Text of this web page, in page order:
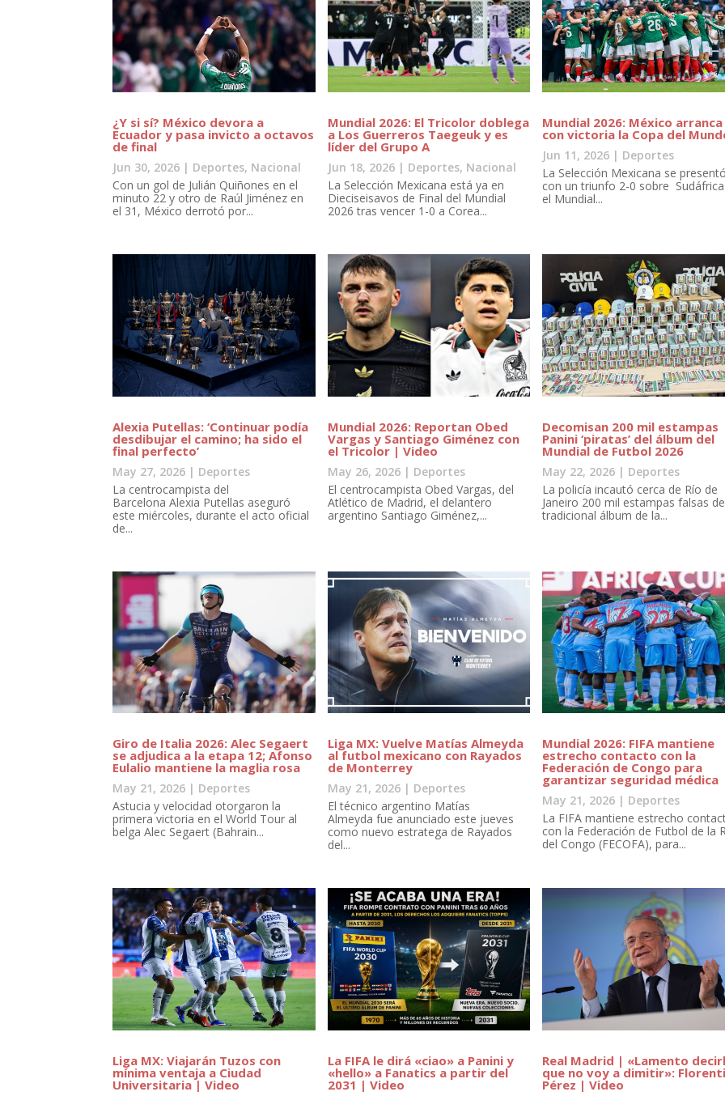
¿Y si sí? México devora a
Ecuador y pasa invicto a octavos
de final
Jun 30, 2026 | Deportes, Nacional
Con un gol de Julián Quiñones en el
minuto 22 y otro de Raúl Jiménez en
el 31, México derrotó por...
Mundial 2026: El Tricolor doblega
a Los Guerreros Taegeuk y es
líder del Grupo A
Jun 18, 2026| Deportes, Nacional
La Selección Mexicana está ya en
Dieciseisavos de Final del Mundial
2026 tras vencer 1-0 a Corea...
Mundial 2026: México arranca
con victoria la Copa del
Jun 11, 2026 | Deportes
La Selección Mexicana se
con un triunfo 2-0 sobre
el Mundial...
Alexia Putellas: ‘Continuar podía
desdibujar el camino; ha sido el
final perfecto’
May 27, 2026 | Deportes
La centrocampista del
Barcelona Alexia Putellas aseguró
este miércoles, durante el acto oficial
de...
Mundial 2026: Reportan Obed
Vargas y Santiago Giménez con
el Tricolor | Video
May 26, 2026| Deportes
El centrocampista Obed Vargas, del
Atlético de Madrid, el delantero
argentino Santiago Giménez,...
Decomisan 200 mil estampas
Panini ‘piratas’ del álbum del
Mundial de Futbol 2026
May 22, 2026 | Deportes
La policía incautó cerca de Río de
Janeiro 200 mil estampas falsas
tradicional álbum de la...
Giro de Italia 2026: Alec Segaert
se adjudica a la etapa 12; Afonso
Eulalio mantiene la maglia rosa
May 21, 2026 | Deportes
Astucia y velocidad otorgaron la
primera victoria en el World Tour al
belga Alec Segaert (Bahrain...
Liga MX: Vuelve Matías Almeyda
al futbol mexicano con Rayados
de Monterrey
May 21, 2026| Deportes
El técnico argentino Matías
Almeyda fue anunciado este jueves
como nuevo estratega de Rayados
del...
Mundial 2026: FIFA mantiene
estrecho contacto con la
Federación de Congo para
garantizar seguridad médica
May 21, 2026 | Deportes
La FIFA mantiene estrecho
con la Federación de Futbol de la
del Congo (FECOFA), para...
Liga MX: Viajarán Tuzos con
mínima ventaja a Ciudad
Universitaria | Video
La FIFA le dirá «ciao» a Panini y
«hello» a Fanatics a partir del
2031 | Video
Real Madrid | «Lamento
que no voy a dimitir»:
Pérez | Video